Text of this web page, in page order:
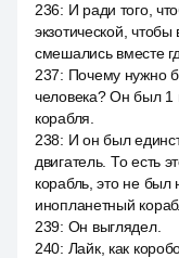
236: И ради того,
экзотической,
смешались вместе
237: Почему нужно
человека? Он был 1
корабля.
238: И он был
двигатель. То есть
корабль, это не был
инопланетный
239: Он выглядел.
240: Лайк, как